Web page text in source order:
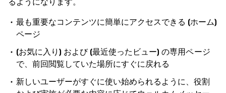
最も重要なコンテンツに簡単にアクセスできる [ホーム]
ページ
[お気に入り] および [最近使ったビュー] の専用ページ
で、前回閲覧していた場所にすぐに戻れる
新しいユーザーがすぐに使い始められるように、役割